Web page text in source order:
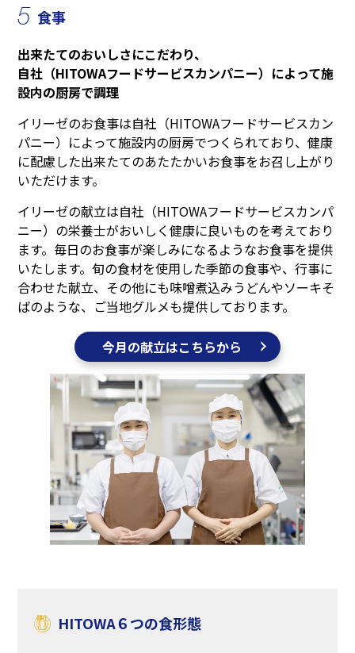
5 食事
出来たてのおいしさにこだわり、
自社（HITOWAフードサービスカンパニー）によって施
設内の厨房で調理
イリーゼのお食事は自社（HITOWAフードサービスカン
パニー）によって施設内の厨房でつくられており、健康
に配慮した出来たてのあたたかいお食事をお召し上がり
いただけます。
イリーゼの献立は自社（HITOWAフードサービスカンパ
ニー）の栄養士がおいしく健康に良いものを考えており
ます。毎日のお食事が楽しみになるようなお食事を提供
いたします。旬の食材を使用した季節の食事や、行事に
合わせた献立、その他にも味噌煮込みうどんやソーキそ
ばのような、ご当地グルメも提供しております。
今月の献立はこちらから
HITOWA６つの食形態